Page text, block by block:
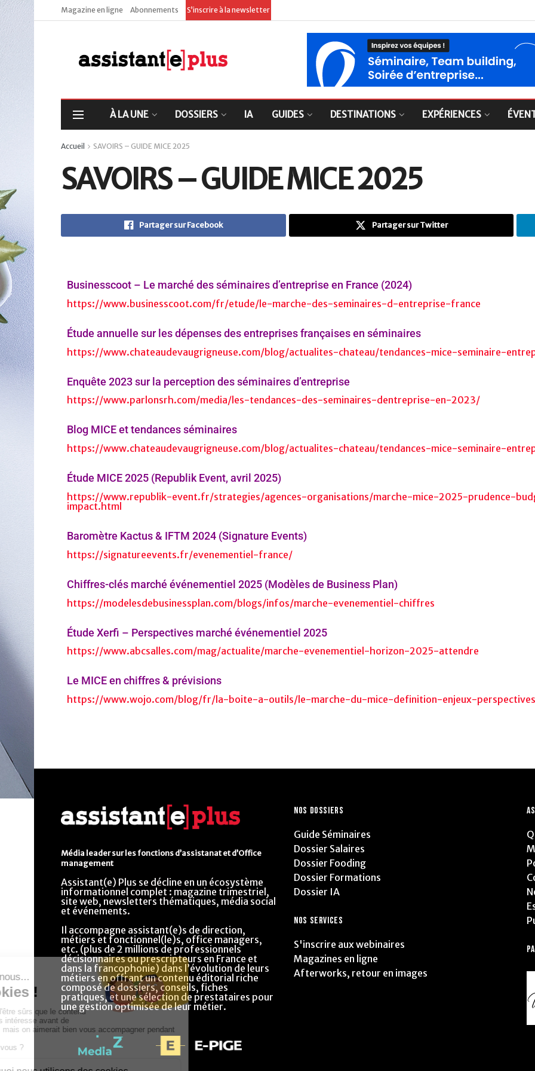
Magazine en ligne Abonnements S’inscrire à la newsletter
À LA UNE DOSSIERS IA GUIDES DESTINATIONS EXPÉRIENCES
Accueil SAVOIRS – GUIDE MICE 2025
SAVOIRS – GUIDE MICE 2025
Partager sur Facebook Partager sur Twitter
Businesscoot – Le marché des séminaires d’entreprise en France (2024)
https://www.businesscoot.com/fr/etude/le-marche-des-seminaires-d-entreprise-france
Étude annuelle sur les dépenses des entreprises françaises en séminaires
https://www.chateaudevaugrigneuse.com/blog/actualites-chateau/tendances-mice-seminaire-
Enquête 2023 sur la perception des séminaires d’entreprise
https://www.parlonsrh.com/media/les-tendances-des-seminaires-dentreprise-en-2023/
Blog MICE et tendances séminaires
https://www.chateaudevaugrigneuse.com/blog/actualites-chateau/tendances-mice-seminaire-
Étude MICE 2025 (Republik Event, avril 2025)
https://www.republik-event.fr/strategies/agences-organisations/marche-mice-2025-prudence-
impact.html
Baromètre Kactus & IFTM 2024 (Signature Events)
https://signatureevents.fr/evenementiel-france/
Chiffres-clés marché événementiel 2025 (Modèles de Business Plan)
https://modelesdebusinessplan.com/blogs/infos/marche-evenementiel-chiffres
Étude Xerfi – Perspectives marché événementiel 2025
https://www.abcsalles.com/mag/actualite/marche-evenementiel-horizon-2025-attendre
Le MICE en chiffres & prévisions
https://www.wojo.com/blog/fr/la-boite-a-outils/le-marche-du-mice-definition-enjeux-
Média leader sur les fonctions d’assistanat et d’Office
management
Assistant(e) Plus se décline en un écosystème
informationnel complet : magazine trimestriel,
site web, newsletters thématiques, média social
et événements.
Il accompagne assistant(e)s de direction,
métiers et fonctionnel(le)s, office managers,
etc. (plus de 2 millions de professionnels
décisionnaires ou prescripteurs en France et
dans la francophonie) dans l’évolution de leurs
métiers en offrant un contenu éditorial riche
composé de dossiers, conseils, fiches
pratiques, et une sélection de prestataires pour
une gestion optimisée de leur métier.
NOS DOSSIERS
Guide Séminaires
Dossier Salaires
Dossier Fooding
Dossier Formations
Dossier IA
NOS SERVICES
S'inscrire aux webinaires
Magazines en ligne
Afterworks, retour en images